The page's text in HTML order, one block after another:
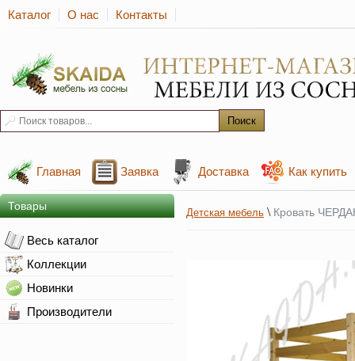
Каталог О нас Контакты
Главная Заявка Доставка Как купить
Товары
Весь каталог
Коллекции
Новинки
Производители
Детская мебель \ Кровать